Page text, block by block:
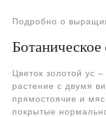
Подробно о
Ботаническое
Цветок золотой ус
растение с двумя
прямостоячие и
покрытые